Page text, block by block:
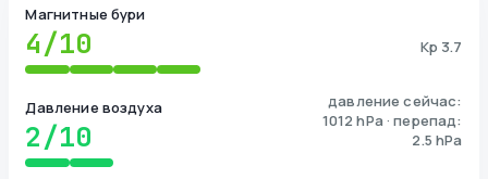
Магнитные бури
4/10 Kp 3.7
Давление воздуха
2/10
давление сейчас:
1012 hPa · перепад:
2.5 hPa